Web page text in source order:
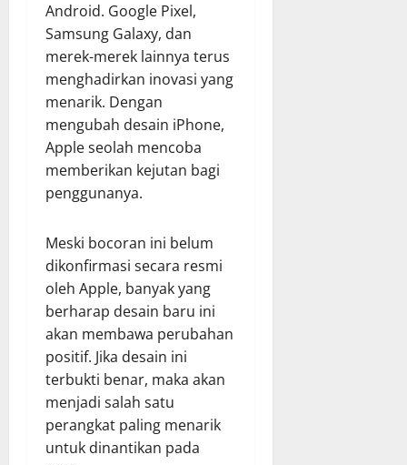
Android. Google Pixel,
Samsung Galaxy, dan
merek-merek lainnya terus
menghadirkan inovasi yang
menarik. Dengan
mengubah desain iPhone,
Apple seolah mencoba
memberikan kejutan bagi
penggunanya.
Meski bocoran ini belum
dikonfirmasi secara resmi
oleh Apple, banyak yang
berharap desain baru ini
akan membawa perubahan
positif. Jika desain ini
terbukti benar, maka akan
menjadi salah satu
perangkat paling menarik
untuk dinantikan pada